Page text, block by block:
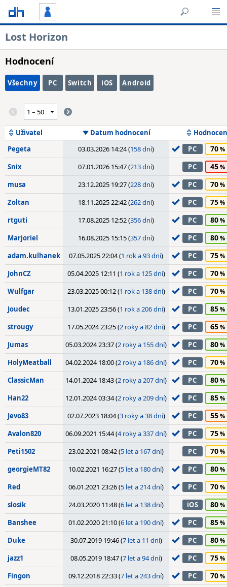
Lost Horizon
Hodnocení
Všechny PC Switch iOS Android
Uživatel Datum hodnocení
Pegeta
03.03.2026 14:24 (158 dní) PC 70
Snix 07.01.2026 15:47 (213 dní) PC 45
musa 23.12.2025 19:27 (228 dní) PC 70
Zoltan 18.11.2025 22:42 (262 dní) PC 75
rtguti 17.08.2025 12:52 (356 dní) PC 80
Marjoriel 16.08.2025 15:15 (357 dní) PC 80
adam.kulhanek 07.05.2025 22:04 (1 rok a 93 dní) PC 75
JohnCZ 05.04.2025 12:11 (1 rok a 125 dní) PC 70
Wulfgar 23.03.2025 00:12 (1 rok a 138 dní) PC 70
Joudec 13.01.2025 23:56 (1 rok a 206 dní) PC 85
strougy 17.05.2024 23:25 (2 roky a 82 dní) PC 65
Jumas 05.03.2024 23:37 (2 roky a 155 dní) PC 80
HolyMeatball 04.02.2024 18:00 (2 roky a 186 dní) PC 70
ClassicMan 14.01.2024 18:43 (2 roky a 207 dní) PC 80
Han22 12.01.2024 03:34 (2 roky a 209 dní) PC 85
Jevo83 02.07.2023 18:04 (3 roky a 38 dní) PC 55
Avalon820 06.09.2021 15:44 (4 roky a 337 dní) PC 75
Peti1502 23.02.2021 08:42 (5 let a 167 dní) PC 70
georgieMT82 10.02.2021 16:27 (5 let a 180 dní) PC 80
Red 06.01.2021 23:26 (5 let a 214 dní) PC 70
slosik 24.03.2020 11:48 (6 let a 138 dní) iOS 80
Banshee 01.02.2020 21:10 (6 let a 190 dní) PC 85
Duke 30.07.2019 19:46 (7 let a 11 dní) PC 80
jazz1 08.05.2019 18:47 (7 let a 94 dní) PC 75
Fingon 09.12.2018 22:33 (7 let a 243 dní) PC 70